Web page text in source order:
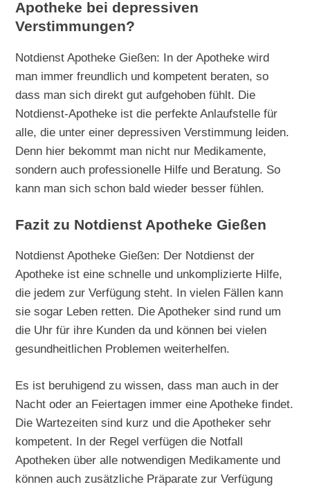
Apotheke bei depressiven
Verstimmungen?
Notdienst Apotheke Gießen: In der Apotheke wird
man immer freundlich und kompetent beraten, so
dass man sich direkt gut aufgehoben fühlt. Die
Notdienst-Apotheke ist die perfekte Anlaufstelle für
alle, die unter einer depressiven Verstimmung leiden.
Denn hier bekommt man nicht nur Medikamente,
sondern auch professionelle Hilfe und Beratung. So
kann man sich schon bald wieder besser fühlen.
Fazit zu Notdienst Apotheke Gießen
Notdienst Apotheke Gießen: Der Notdienst der
Apotheke ist eine schnelle und unkomplizierte Hilfe,
die jedem zur Verfügung steht. In vielen Fällen kann
sie sogar Leben retten. Die Apotheker sind rund um
die Uhr für ihre Kunden da und können bei vielen
gesundheitlichen Problemen weiterhelfen.
Es ist beruhigend zu wissen, dass man auch in der
Nacht oder an Feiertagen immer eine Apotheke findet.
Die Wartezeiten sind kurz und die Apotheker sehr
kompetent. In der Regel verfügen die Notfall
Apotheken über alle notwendigen Medikamente und
können auch zusätzliche Präparate zur Verfügung